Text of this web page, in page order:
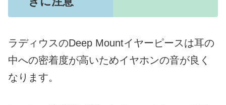
ラディウスのDeep Mountイヤーピースは耳の
中への密着度が高いためイヤホンの音が良く
なります。